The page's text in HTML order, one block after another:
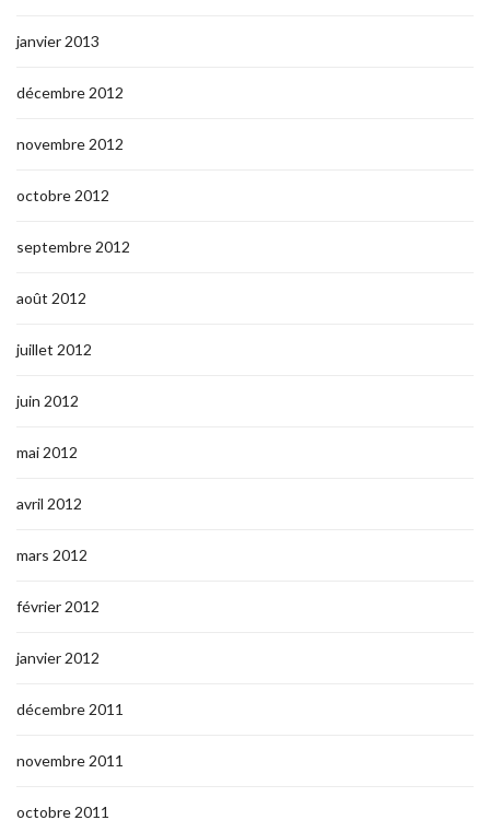
janvier 2013
décembre 2012
novembre 2012
octobre 2012
septembre 2012
août 2012
juillet 2012
juin 2012
mai 2012
avril 2012
mars 2012
février 2012
janvier 2012
décembre 2011
novembre 2011
octobre 2011